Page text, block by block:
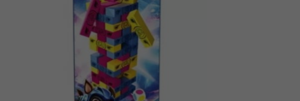
На каком языке Вы хотите просматривать наш сайт?
În ce limbă ați dori să vedeți site-ul nostru?
Беспокоим Вас только один раз, далее сохраним Ваш выбор языка.
Vă vom deranja doar o singură dată, apoi vă vom salva alegerea limbii.
Если вы хотите переключить язык сайта, то это можно всегда сделать в
правом верхнем углу страницы.